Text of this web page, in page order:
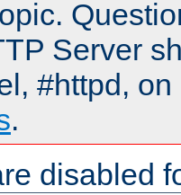
Server
#httpd,
.
disabled